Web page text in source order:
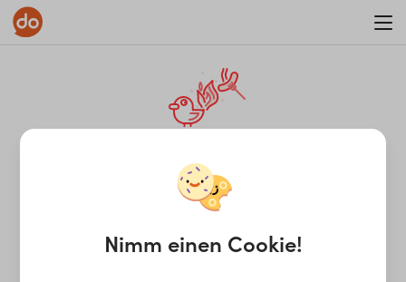
¡Ay, caramba! Seite nicht
gefunden.
Nimm einen Cookie!